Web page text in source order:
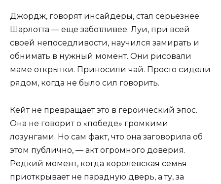
Джордж, говорят инсайдеры, стал серьезнее.
Шарлотта — еще заботливее. Луи, при всей
своей непоседливости, научился замирать и
обнимать в нужный момент. Они рисовали
маме открытки. Приносили чай. Просто сидели
рядом, когда не было сил говорить.
Кейт не превращает это в героический эпос.
Она не говорит о «победе» громкими
лозунгами. Но сам факт, что она заговорила об
этом публично, — акт огромного доверия.
Редкий момент, когда королевская семья
приоткрывает не парадную дверь, а ту, за